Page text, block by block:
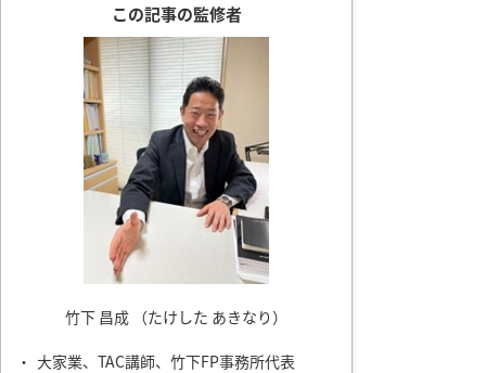
この記事の監修者
竹下 昌成 （たけした あきなり）
・ 大家業、TAC講師、竹下FP事務所代表